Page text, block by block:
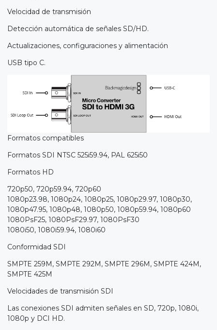
Velocidad de transmisión
Detección automática de señales SD/HD.
Actualizaciones, configuraciones y alimentación
USB tipo C.
Formatos compatibles
Formatos SDI NTSC 525i59.94, PAL 625i50
Formatos HD
720p50, 720p59.94, 720p60
1080p23.98, 1080p24, 1080p25, 1080p29.97, 1080p30,
1080p47.95, 1080p48, 1080p50, 1080p59.94, 1080p60
1080PsF25, 1080PsF29.97, 1080PsF30
1080i50, 1080i59.94, 1080i60
Conformidad SDI
SMPTE 259M, SMPTE 292M, SMPTE 296M, SMPTE 424M,
SMPTE 425M
Velocidades de transmisión SDI
Las conexiones SDI admiten señales en SD, 720p, 1080i,
1080p y DCI HD.